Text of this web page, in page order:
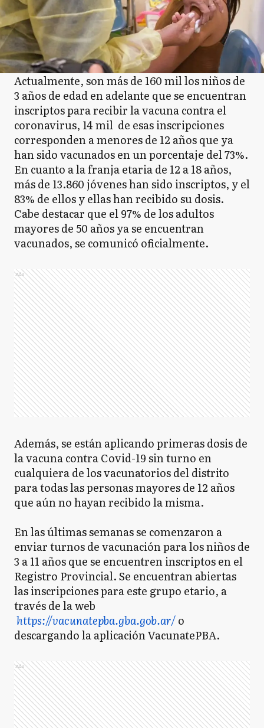
Actualmente, son más de 160 mil los niños de
3 años de edad en adelante que se encuentran
inscriptos para recibir la vacuna contra el
coronavirus, 14 mil de esas inscripciones
corresponden a menores de 12 años que ya
han sido vacunados en un porcentaje del 73%.
En cuanto a la franja etaria de 12 a 18 años,
más de 13.860 jóvenes han sido inscriptos, y el
83% de ellos y ellas han recibido su dosis.
Cabe destacar que el 97% de los adultos
mayores de 50 años ya se encuentran
vacunados, se comunicó oficialmente.
Ads
Además, se están aplicando primeras dosis de
la vacuna contra Covid-19 sin turno en
cualquiera de los vacunatorios del distrito
para todas las personas mayores de 12 años
que aún no hayan recibido la misma.
En las últimas semanas se comenzaron a
enviar turnos de vacunación para los niños de
3 a 11 años que se encuentren inscriptos en el
Registro Provincial. Se encuentran abiertas
las inscripciones para este grupo etario, a
través de la web
https://vacunatepba.gba.gob.ar/o
descargando la aplicación VacunatePBA.
Ads